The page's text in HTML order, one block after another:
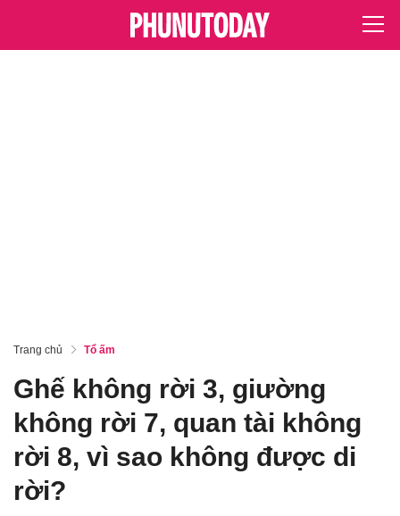
Trang chủ Tổ ấm
Ghế không rời 3, giường
không rời 7, quan tài không
rời 8, vì sao không được di
rời?